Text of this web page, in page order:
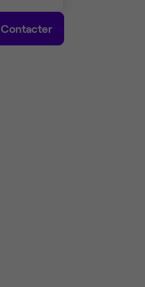
Contacter